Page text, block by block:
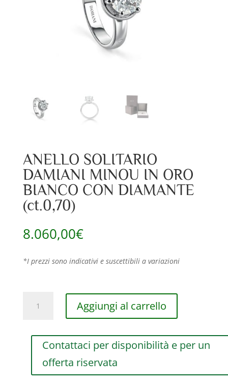
ANELLO SOLITARIO
DAMIANI MINOU IN ORO
BIANCO CON DIAMANTE
(ct.0,70)
8.060,00€
*I prezzi sono indicativi e suscettibili a variazioni
SOLITARIO
BIANCO
Aggiungi al carrello
Contattaci per disponibilità e per un
offerta riservata